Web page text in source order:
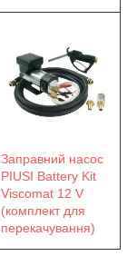
Заправний насос
PIUSI Battery Kit
Viscomat 12 V
(комплект для
перекачування)